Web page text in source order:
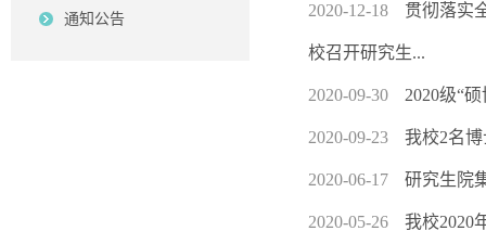
通知公告 2020-12-18 贯彻落实
校召开研究生...
2020-09-30 2020级“
2020-09-23 我校2名
2020-06-17 研究生院
2020-05-26 我校2020